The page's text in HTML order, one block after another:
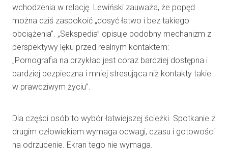
wchodzenia w relację. Lewiński zauważa, że popęd
można dziś zaspokoić „dosyć łatwo i bez takiego
obciążenia”. „Sekspedia” opisuje podobny mechanizm z
perspektywy lęku przed realnym kontaktem:
„Pornografia na przykład jest coraz bardziej dostępna i
bardziej bezpieczna i mniej stresująca niż kontakty takie
w prawdziwym życiu”.
Dla części osób to wybór łatwiejszej ścieżki. Spotkanie z
drugim człowiekiem wymaga odwagi, czasu i gotowości
na odrzucenie. Ekran tego nie wymaga.